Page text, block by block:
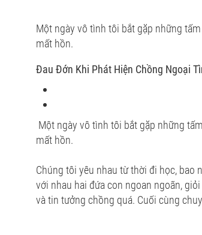
Một ngày vô tình tôi bắt gặp những
mất hồn.
Đau Đớn Khi Phát Hiện Chồng Ngoại
Một ngày vô tình tôi bắt gặp những
mất hồn.
Chúng tôi yêu nhau từ thời đi học, bao
với nhau hai đứa con ngoan ngoãn,
và tin tưởng chồng quá. Cuối cùng